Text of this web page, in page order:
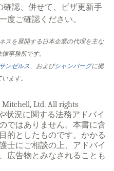
確認、併せて、ビザ更新手
度ご確認ください。
スを展開する日本企業の代理を主な
事務所です。
ンゼルス、およびシャンバーグに拠
ます。
Ltd. All rights
状況に関する法務アドバイ
ではありません。本書に含
的としたものです。かかる
士にご相談の上、アドバイ
広告物とみなされることも